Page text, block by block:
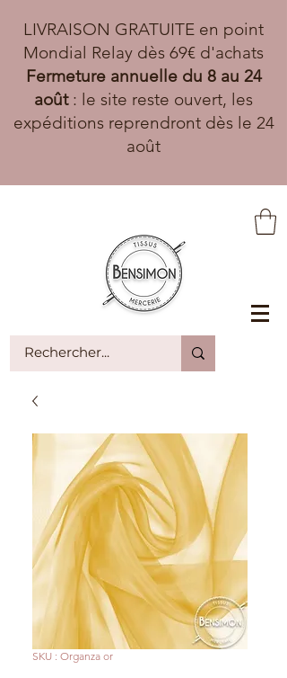
LIVRAISON GRATUITE en point
Mondial Relay dès 69€ d'achats
Fermeture annuelle du 8 au 24
août: le site reste ouvert, les
expéditions reprendront dès le 24
août
SKU : Organza or